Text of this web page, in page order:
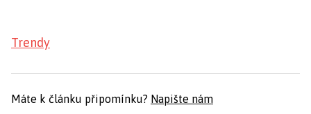
Trendy
Máte k článku připomínku? Napište nám